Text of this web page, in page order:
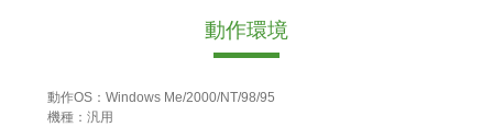
動作環境
動作OS：Windows Me/2000/NT/98/95
機種：汎用